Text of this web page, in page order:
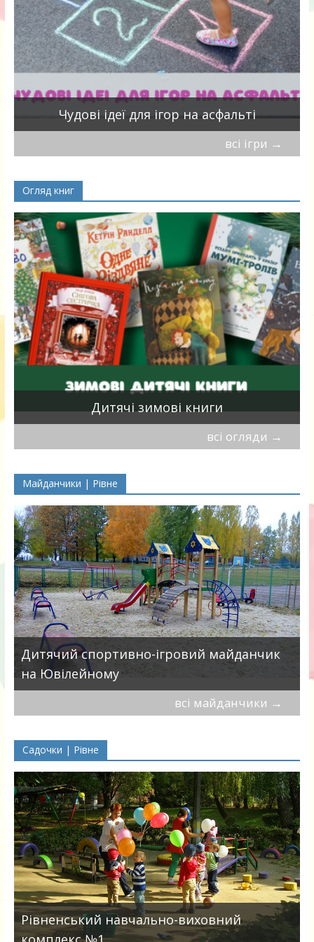
Чудові ідеї для ігор на асфальті
всі ігри →
Огляд книг
Дитячі зимові книги
всі огляди →
Майданчики | Рівне
Дитячий спортивно-ігровий майданчик
на Ювілейному
всі майданчики →
Садочки | Рівне
Рівненський навчально-виховний